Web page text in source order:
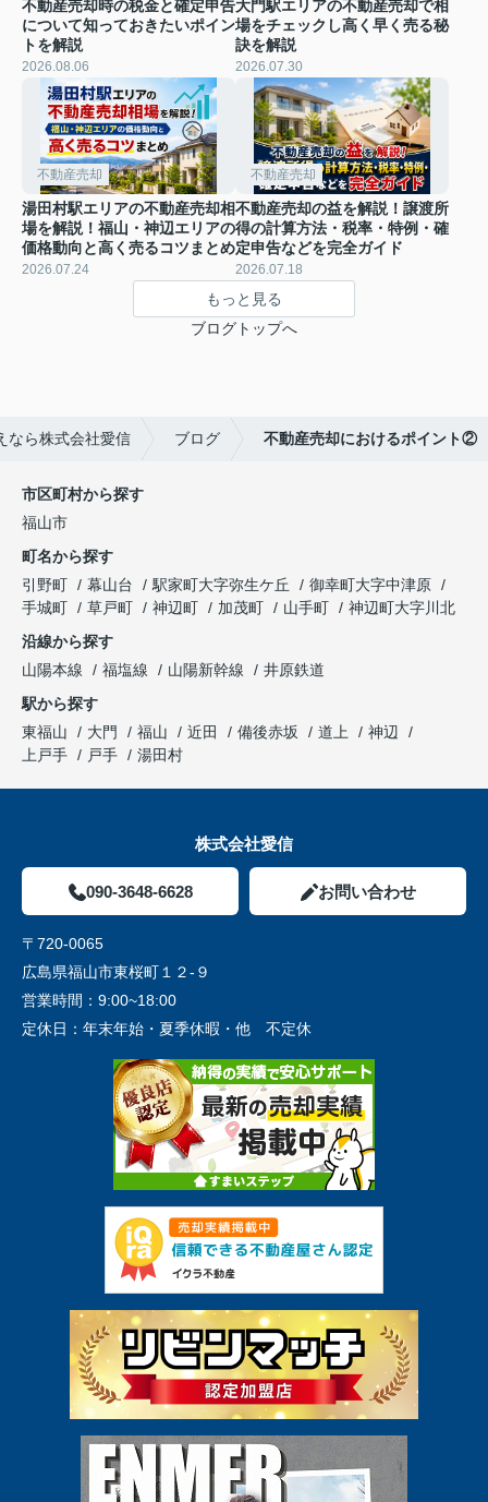
不動産売却時の税金と確定申告
について知っておきたいポイン
トを解説
2026.08.06
大門駅エリアの不動産売却で相
場をチェックし高く早く売る秘
訣を解説
2026.07.30
不動産売却
湯田村駅エリアの不動産売却相
場を解説！福山・神辺エリアの
価格動向と高く売るコツまとめ
2026.07.24
不動産売却
不動産売却の益を解説！譲渡所
得の計算方法・税率・特例・確
定申告などを完全ガイド
2026.07.18
もっと見る
ブログトップへ
なら株式会社愛信 ブログ 不動産売却におけるポイント②
市区町村から探す
福山市
町名から探す
引野町
幕山台 駅家町大字弥生ケ丘
御幸町大字中津原
手城町
草戸町 神辺町 加茂町 山手町
神辺町大字川北
沿線から探す
山陽本線
福塩線 山陽新幹線
井原鉄道
駅から探す
東福山
大門 福山 近田 備後赤坂 道上
神辺
上戸手
戸手 湯田村
株式会社愛信
090-3648-6628 お問い合わせ
〒720-0065
広島県福山市東桜町１２-９
営業時間： 9:00~18:00
定休日： 年末年始・夏季休暇・他 不定休